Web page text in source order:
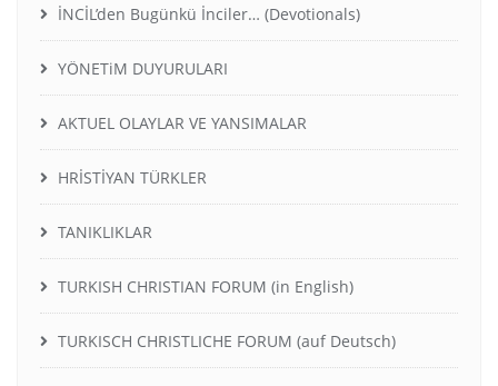
İNCİL’den Bugünkü İnciler… (Devotionals)
YÖNETiM DUYURULARI
AKTUEL OLAYLAR VE YANSIMALAR
HRİSTİYAN TÜRKLER
TANIKLIKLAR
TURKISH CHRISTIAN FORUM (in English)
TURKISCH CHRISTLICHE FORUM (auf Deutsch)